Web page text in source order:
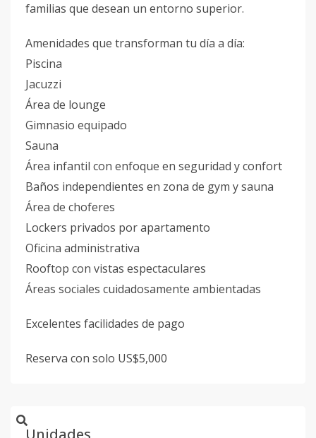
familias que desean un entorno superior.
Amenidades que transforman tu día a día:
Piscina
Jacuzzi
Área de lounge
Gimnasio equipado
Sauna
Área infantil con enfoque en seguridad y confort
Baños independientes en zona de gym y sauna
Área de choferes
Lockers privados por apartamento
Oficina administrativa
Rooftop con vistas espectaculares
Áreas sociales cuidadosamente ambientadas
Excelentes facilidades de pago
Reserva con solo US$5,000
Unidades